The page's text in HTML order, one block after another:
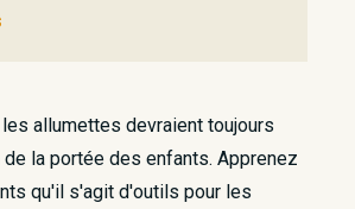
allumettes devraient toujours
la portée des enfants. Apprenez
qu'il s'agit d'outils pour les